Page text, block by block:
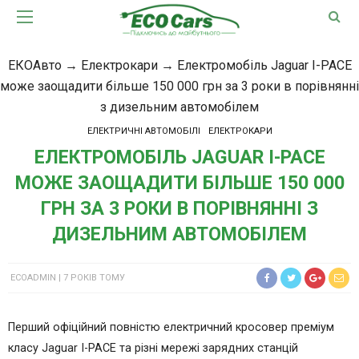
ЕКОАвто→ Електрокари→ Електромобіль Jaguar I-PACE
може заощадити більше 150 000 грн за 3 роки в порівнянні
з дизельним автомобілем
ЕЛЕКТРИЧНІ АВТОМОБІЛІ ЕЛЕКТРОКАРИ
ЕЛЕКТРОМОБІЛЬ JAGUAR I-PACE
МОЖЕ ЗАОЩАДИТИ БІЛЬШЕ 150 000
ГРН ЗА 3 РОКИ В ПОРІВНЯННІ З
ДИЗЕЛЬНИМ АВТОМОБІЛЕМ
ECOADMIN 7 РОКІВ ТОМУ
Перший офіційний повністю електричний кросовер преміум
класу Jaguar I-PACE та різні мережі зарядних станцій